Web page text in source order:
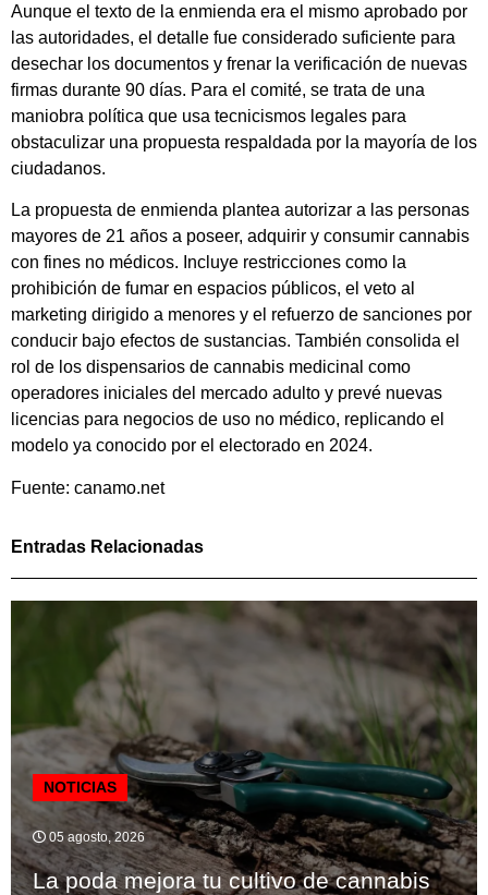
Aunque el texto de la enmienda era el mismo aprobado por
las autoridades, el detalle fue considerado suficiente para
desechar los documentos y frenar la verificación de nuevas
firmas durante 90 días. Para el comité, se trata de una
maniobra política que usa tecnicismos legales para
obstaculizar una propuesta respaldada por la mayoría de los
ciudadanos.
La propuesta de enmienda plantea autorizar a las personas
mayores de 21 años a poseer, adquirir y consumir cannabis
con fines no médicos. Incluye restricciones como la
prohibición de fumar en espacios públicos, el veto al
marketing dirigido a menores y el refuerzo de sanciones por
conducir bajo efectos de sustancias. También consolida el
rol de los dispensarios de cannabis medicinal como
operadores iniciales del mercado adulto y prevé nuevas
licencias para negocios de uso no médico, replicando el
modelo ya conocido por el electorado en 2024.
Fuente: canamo.net
Entradas Relacionadas
NOTICIAS
05 agosto, 2026
La poda mejora tu cultivo de cannabis